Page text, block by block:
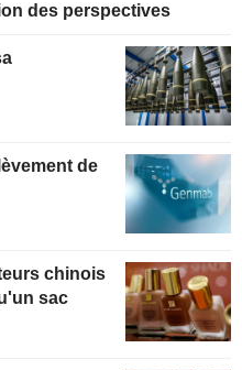
des perspectives
de
chinois
sac